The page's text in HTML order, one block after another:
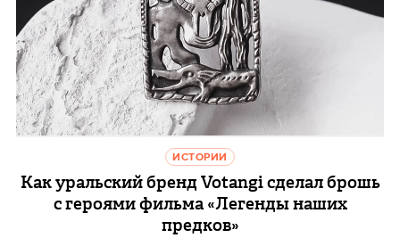
ИСТОРИИ
Как уральский бренд Votangi сделал брошь
с героями фильма «Легенды наших
предков»